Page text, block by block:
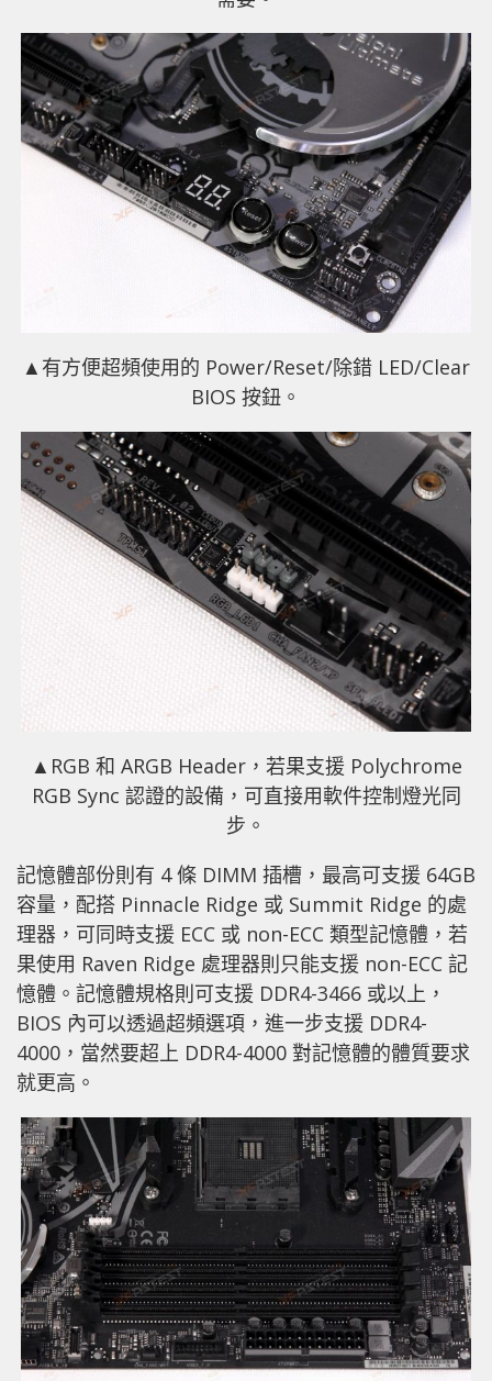
▲有方便超頻使用的 Power/Reset/除錯 LED/Clear
BIOS 按鈕。
▲RGB 和 ARGB Header，若果支援 Polychrome
RGB Sync 認證的設備，可直接用軟件控制燈光同
步。
記憶體部份則有 4 條 DIMM 插槽，最高可支援 64GB
容量，配搭 Pinnacle Ridge 或 Summit Ridge 的處
理器，可同時支援 ECC 或 non-ECC 類型記憶體，若
果使用 Raven Ridge 處理器則只能支援 non-ECC 記
憶體。記憶體規格則可支援 DDR4-3466 或以上，
BIOS 內可以透過超頻選項，進一步支援 DDR4-
4000，當然要超上 DDR4-4000 對記憶體的體質要求
就更高。